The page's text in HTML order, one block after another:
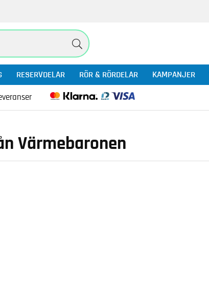
RESERVDELAR RÖR & RÖRDELAR KAMPANJER
Värmebaronen